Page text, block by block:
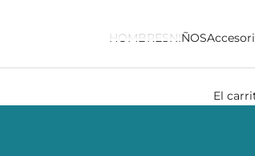
HOMBRESNIÑOS
El
SHOP THE